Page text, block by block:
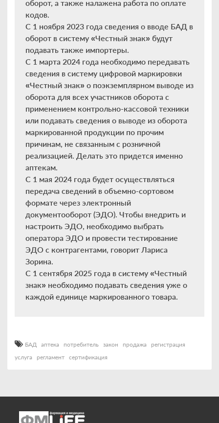
оборот, а также налажена работа по оплате
кодов.
С 1 ноября 2023 года сведения о вводе БАД в
оборот в систему «Честный знак» будут
подавать также импортеры.
С 1 марта 2024 года необходимо передавать
сведения в систему цифровой маркировки
«Честный знак» о поэкземплярном выводе из
оборота для всех участников оборота с
применением контрольно-кассовой техники
или подавать сведения о выводе из оборота
маркированной продукции по прочим
причинам, не связанным с розничной
реализацией. Делать это придется именно
аптекам.
С 1 мая 2024 года будет осуществляться
передача сведений в объемно-сортовом
формате через электронный
документооборот (ЭДО). Чтобы внедрить и
настроить ЭДО, необходимо выбрать
оператора ЭДО и провести тестирование
ЭДО с контрагентами, говорит Лариса
Зорина.
С 1 сентября 2025 года в систему «Честный
знак» необходимо подавать сведения уже о
каждой единице маркированного товара.
БАД аптека потребитель закон продажа
регистрация
услуга
регламент сертификация